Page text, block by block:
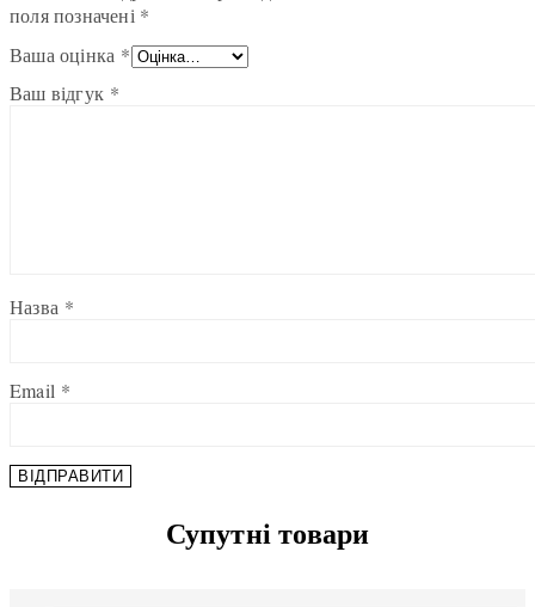
поля позначені *
Ваша оцінка *
Ваш відгук *
Назва *
Email *
Супутні товари